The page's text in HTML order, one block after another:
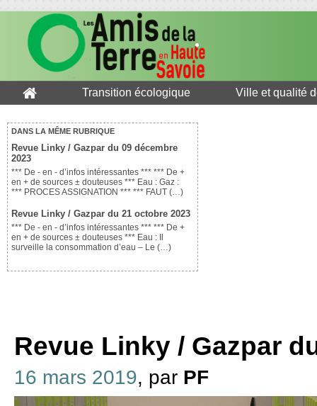
Transition écologique Ville et qualité
DANS LA MÊME RUBRIQUE
Revue Linky / Gazpar du 09 décembre
2023
*** De - en - d’infos intéressantes *** *** De +
en + de sources ± douteuses *** Eau : Gaz :
*** PROCES ASSIGNATION *** *** FAUT (…)
Revue Linky / Gazpar du 21 octobre 2023
*** De - en - d’infos intéressantes *** *** De +
en + de sources ± douteuses *** Eau : Il
surveille la consommation d’eau – Le (…)
Revue Linky / Gazpar
16 mars 2019, par PF